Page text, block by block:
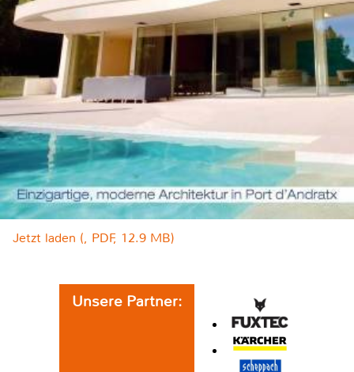
Jetzt laden (, PDF, 12.9 MB)
Unsere Partner: